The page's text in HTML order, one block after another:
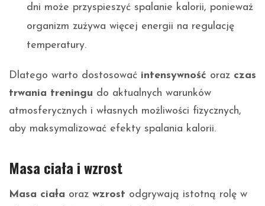
dni może przyspieszyć spalanie kalorii, ponieważ
organizm zużywa więcej energii na regulację
temperatury.
Dlatego warto dostosować intensywność oraz czas
trwania treningu do aktualnych warunków
atmosferycznych i własnych możliwości fizycznych,
aby maksymalizować efekty spalania kalorii.
Masa ciała i wzrost
Masa ciała oraz wzrost odgrywają istotną rolę w